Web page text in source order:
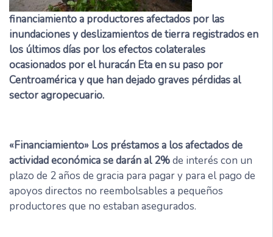
financiamiento a productores afectados por las
inundaciones y deslizamientos de tierra registrados en
los últimos días por los efectos colaterales
ocasionados por el huracán Eta en su paso por
Centroamérica y que han dejado graves pérdidas al
sector agropecuario.
«Financiamiento» Los préstamos a los afectados de
actividad económica se darán al 2%de interés con un
plazo de 2 años de gracia para pagar y para el pago de
apoyos directos no reembolsables a pequeños
productores que no estaban asegurados.